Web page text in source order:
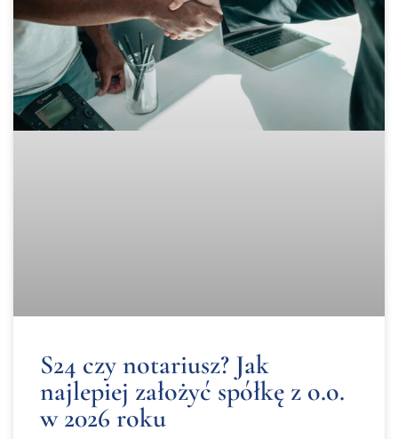
S24 czy notariusz? Jak
najlepiej założyć spółkę z o.o.
w 2026 roku